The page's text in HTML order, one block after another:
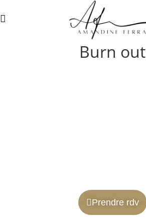
Burn out
Prendre rdv